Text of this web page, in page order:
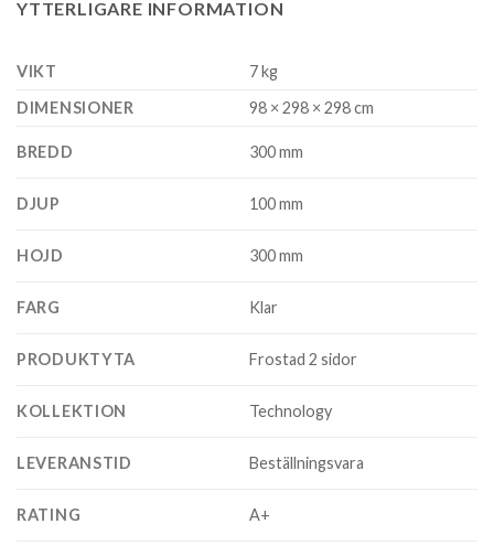
YTTERLIGARE INFORMATION
VIKT
7 kg
DIMENSIONER
98 × 298 × 298 cm
BREDD 300 mm
DJUP 100 mm
HOJD 300 mm
FARG Klar
PRODUKTYTA Frostad 2 sidor
KOLLEKTION Technology
LEVERANSTID Beställningsvara
RATING A+